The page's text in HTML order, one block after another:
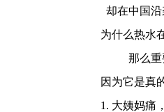
却在中国
为什么热水
那么重
因为它是真
1. 大姨妈痛